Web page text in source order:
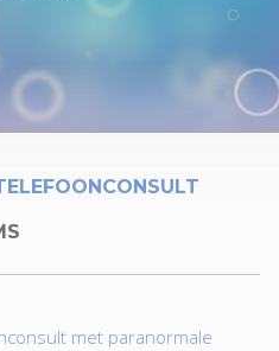
met paranormale